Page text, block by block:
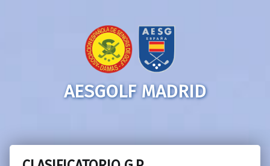
AESGOLF MADRID